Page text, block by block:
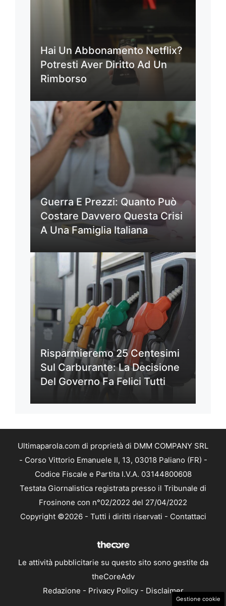
Hai Un Abbonamento Netflix?
Potresti Aver Diritto Ad Un
Rimborso
Guerra E Prezzi: Quanto Può
Costare Davvero Questa Crisi
A Una Famiglia Italiana
Risparmieremo 25 Centesimi
Sul Carburante: La Decisione
Del Governo Fa Felici Tutti
Ultimaparola.com di proprietà di DMM COMPANY SRL
- Corso Vittorio Emanuele II, 13, 03018 Paliano (FR) -
Codice Fiscale e Partita I.V.A. 03144800608
Testata Giornalistica registrata presso il Tribunale di
Frosinone con n°02/2022 del 27/04/2022
Copyright ©2026 - Tutti i diritti riservati - Contattaci
Le attività pubblicitarie su questo sito sono gestite da
theCoreAdv
Redazione - Privacy Policy- Disclaimer
Gestione cookie